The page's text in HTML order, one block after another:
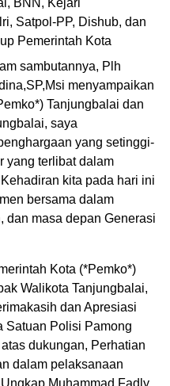
Satpol-PP, Dishub, dan
Pemerintah Kota
sambutannya, Plh
menyampaikan
Tanjungbalai dan
saya
yang setinggi-
yang terlibat dalam
kita pada hari ini
bersama dalam
dan masa depan Generasi
Kota (*Pemko*)
Walikota Tanjungbalai,
dan Apresiasi
Satuan Polisi Pamong
dukungan, Perhatian
dalam pelaksanaan
Muhammad Fadly